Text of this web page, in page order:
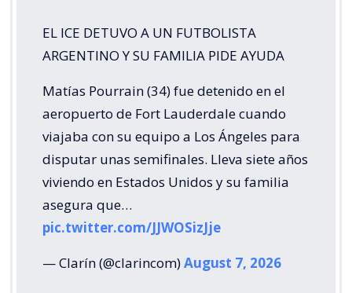
EL ICE DETUVO A UN FUTBOLISTA
ARGENTINO Y SU FAMILIA PIDE AYUDA
Matías Pourrain (34) fue detenido en el
aeropuerto de Fort Lauderdale cuando
viajaba con su equipo a Los Ángeles para
disputar unas semifinales. Lleva siete años
viviendo en Estados Unidos y su familia
asegura que…
pic.twitter.com/JJWOSizJje
— Clarín (@clarincom)August 7, 2026